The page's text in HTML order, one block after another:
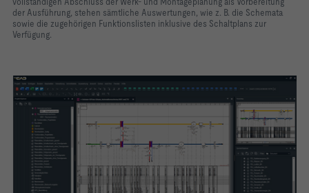
der Ausführung, stehen sämtliche Auswertungen, wie z. B. die Schemata
sowie die zugehörigen Funktionslisten inklusive des Schaltplans zur
Verfügung.